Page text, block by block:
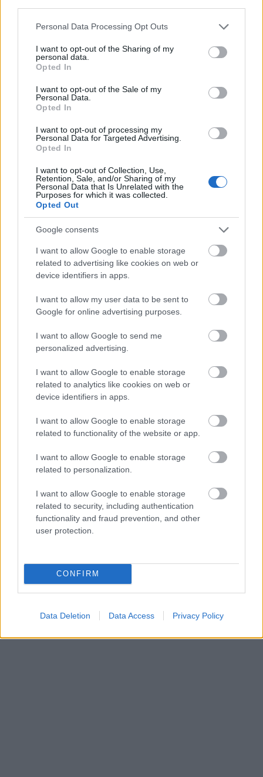
Please note that this website/app uses one or more Google
not limited to your visit or usage behaviour. You may click to
grant or deny consent to Google and its third-party tags to
use your data for below specified purposes in below Google
consent section.
Personal Data Processing Opt Outs
I want to opt-out of the Sharing of my
personal data.
Opted In
I want to opt-out of the Sale of my
Personal Data.
Opted In
I want to opt-out of processing my
Personal Data for Targeted Advertising.
Opted In
I want to opt-out of Collection, Use,
Retention, Sale, and/or Sharing of my
Personal Data that Is Unrelated with the
Purposes for which it was collected.
Opted Out
Google consents
I want to allow Google to enable storage
related to advertising like cookies on web or
device identifiers in apps.
I want to allow my user data to be sent to
Google for online advertising purposes.
I want to allow Google to send me
personalized advertising.
I want to allow Google to enable storage
related to analytics like cookies on web or
device identifiers in apps.
I want to allow Google to enable storage
related to functionality of the website or app.
I want to allow Google to enable storage
related to personalization.
I want to allow Google to enable storage
related to security, including authentication
functionality and fraud prevention, and other
user protection.
CONFIRM
Data Deletion Data Access Privacy Policy
Στο πιο σοκαριστικό περιστατικό, ο Kanye
φέρεται να εισέβαλε στο δωμάτιό της, να την
έσπρωξε στο κρεβάτι, να την ακινητοποίησε και
να την ανάγκασε σεστοματικό σεξ, ενώ εκείνη
φόβο. Μετά την πράξη, φέρεται να της ζήτησε
Η Pisciotta ισχυρίζεται επίσης πως ο West την
πρόσφερε ως «σεξουαλικό δώρο
πρόσωπο, με αντάλλαγμα να συνευρεθεί ο ίδιος με
τη σύντροφο του άντρα εκείνου - κάτι που,